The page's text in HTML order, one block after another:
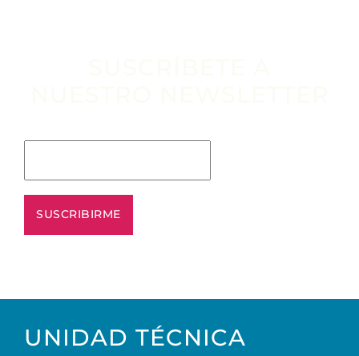
UNIDAD TÉCNICA